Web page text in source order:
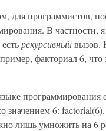
для программистов,
В частности,
рекурсивныйвызов.
факториал 6, что
программирования
значением 6:
лишь умножить на 6